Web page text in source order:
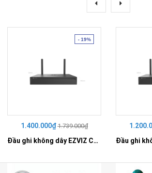
- 19%
1.400.000₫1.739.000₫
Đầu ghi không dây EZVIZ CS-X5S-R100-8W